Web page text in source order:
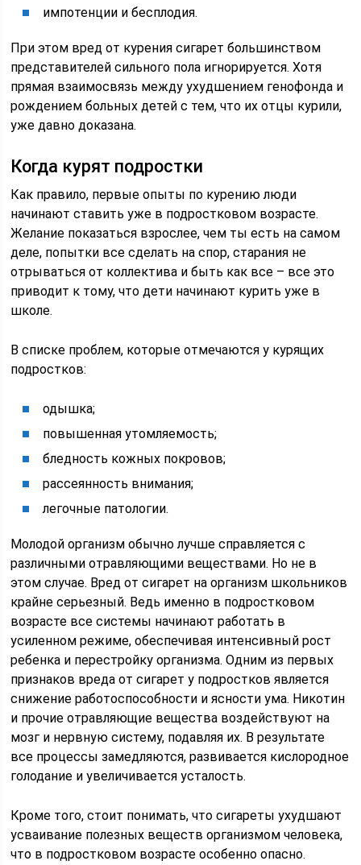
импотенции и бесплодия.
При этом вред от курения сигарет большинством
представителей сильного пола игнорируется. Хотя
прямая взаимосвязь между ухудшением генофонда и
рождением больных детей с тем, что их отцы курили,
уже давно доказана.
Когда курят подростки
Как правило, первые опыты по курению люди
начинают ставить уже в подростковом возрасте.
Желание показаться взрослее, чем ты есть на самом
деле, попытки все сделать на спор, старания не
отрываться от коллектива и быть как все – все это
приводит к тому, что дети начинают курить уже в
школе.
В списке проблем, которые отмечаются у курящих
подростков:
одышка;
повышенная утомляемость;
бледность кожных покровов;
рассеянность внимания;
легочные патологии.
Молодой организм обычно лучше справляется с
различными отравляющими веществами. Но не в
этом случае. Вред от сигарет на организм школьников
крайне серьезный. Ведь именно в подростковом
возрасте все системы начинают работать в
усиленном режиме, обеспечивая интенсивный рост
ребенка и перестройку организма. Одним из первых
признаков вреда от сигарет у подростков является
снижение работоспособности и ясности ума. Никотин
и прочие отравляющие вещества воздействуют на
мозг и нервную систему, подавляя их. В результате
все процессы замедляются, развивается кислородное
голодание и увеличивается усталость.
Кроме того, стоит понимать, что сигареты ухудшают
усваивание полезных веществ организмом человека,
что в подростковом возрасте особенно опасно.